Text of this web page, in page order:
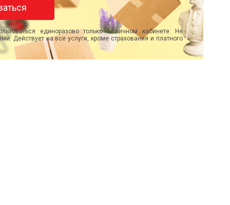
единоразово только в личном кабинете. Не
Действует на все услуги, кроме страхования и платного